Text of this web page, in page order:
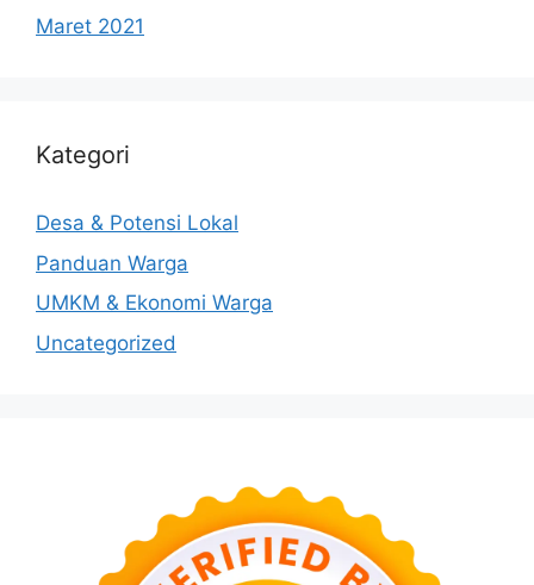
Maret 2021
Kategori
Desa & Potensi Lokal
Panduan Warga
UMKM & Ekonomi Warga
Uncategorized